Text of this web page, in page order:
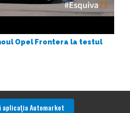
Opel Frontera la testul
aplicaţia Automarket